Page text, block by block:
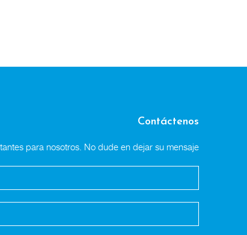
Contáctenos
para nosotros. No dude en dejar su mensaje